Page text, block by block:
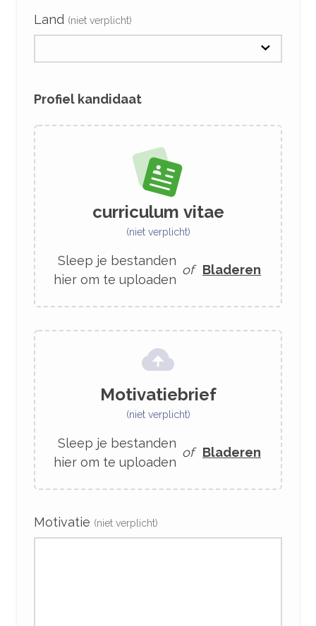
Land (niet verplicht)
Profiel kandidaat
curriculum vitae
(niet verplicht)
Sleep je bestanden
hier om te uploaden
of Bladeren
Motivatiebrief
(niet verplicht)
Sleep je bestanden
hier om te uploaden
of Bladeren
Motivatie (niet verplicht)